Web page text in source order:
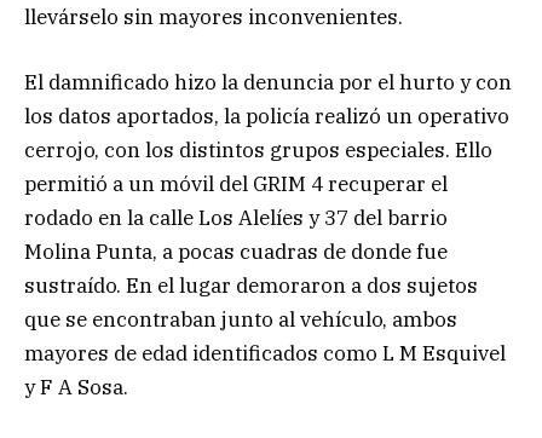
llevárselo sin mayores inconvenientes.
El damnificado hizo la denuncia por el hurto y con
los datos aportados, la policía realizó un operativo
cerrojo, con los distintos grupos especiales. Ello
permitió a un móvil del GRIM 4 recuperar el
rodado en la calle Los Alelíes y 37 del barrio
Molina Punta, a pocas cuadras de donde fue
sustraído. En el lugar demoraron a dos sujetos
que se encontraban junto al vehículo, ambos
mayores de edad identificados como L M Esquivel
y F A Sosa.